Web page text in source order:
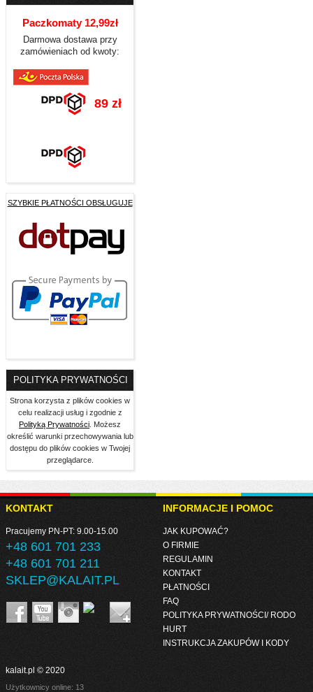
Paczkomaty 12,99zł
Darmowa dostawa przy
zamówieniach od kwoty:
89 zł
SZYBKIE PŁATNOŚCI OBSŁUGUJE
POLITYKA PRYWATNOŚCI
Strona korzysta z plików cookies w
celu realizacji usług i zgodnie z
Polityką Prywatności . Możesz
określić warunki przechowywania lub
dostępu do plików cookies w Twojej
przeglądarce.
KONTAKT
Pracujemy PN-PT: 9.00-15.00
+48 601 701 233
+48 601 701 211
SKLEP@KALAIT.PL
INFORMACJE I POMOC
JAK KUPOWAĆ?
O FIRMIE
REGULAMIN
KONTAKT
PŁATNOŚCI
FAQ
POLITYKA PRYWATNOŚCI/ RODO
HURT
INSTRUKCJA ZAKUPÓW I KODY
kalait.pl © 2020
Użytkownicy online: 13